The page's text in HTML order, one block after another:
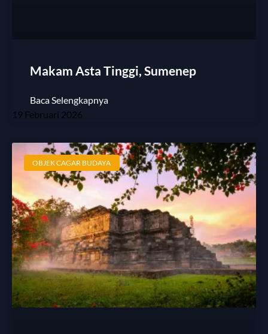
Makam Asta Tinggi, Sumenep
Baca Selengkapnya
19 Februari 2026
OBJEK CAGAR BUDAYA